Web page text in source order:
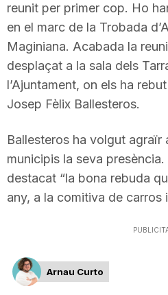
e
T
r
r
g
reunit per primer cop. Ho
en el marc de la Trobada
Maginiana. Acabada la
desplaçat a la sala dels
l’Ajuntament, on els ha
Josep Fèlix Ballesteros.
Ballesteros ha volgut agraïr
municipis la seva
destacat “la bona rebuda
any, a la comitiva de carros
Arnau Curto